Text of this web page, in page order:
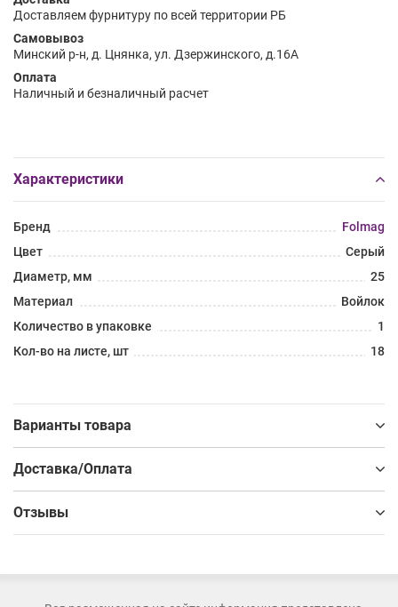
Доставляем фурнитуру по всей территории РБ
Самовывоз
Минский р-н, д. Цнянка, ул. Дзержинского, д.16А
Оплата
Наличный и безналичный расчет
Характеристики
Бренд
Folmag
Цвет
Серый
Диаметр, мм
25
Материал
Войлок
Количество в упаковке
1
Кол-во на листе, шт
18
Варианты товара
Доставка/Оплата
Отзывы